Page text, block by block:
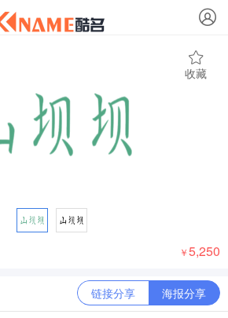
收藏
￥5,250
链接分享 海报分享